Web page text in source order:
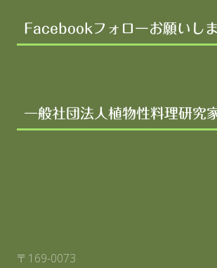
Facebookフォローお願いしま
一般社団法人植物性料理研究
〒169-0073